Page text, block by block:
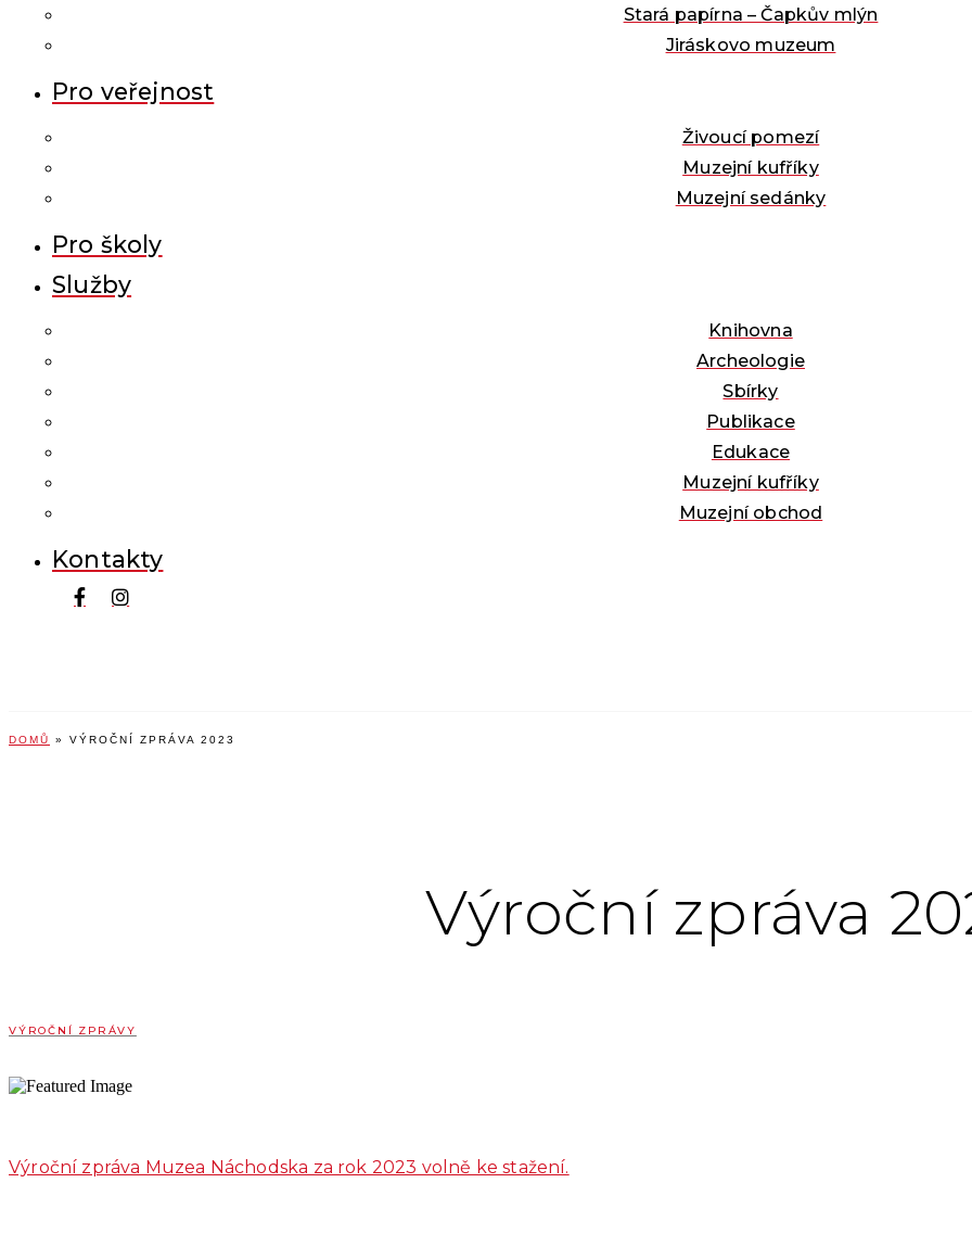
Stará papírna – Čapkův mlýn
Jiráskovo muzeum
Pro veřejnost
Živoucí pomezí
Muzejní kufříky
Muzejní sedánky
Pro školy
Služby
Knihovna
Archeologie
Sbírky
Publikace
Edukace
Muzejní kufříky
Muzejní obchod
Kontakty
DOMŮ » VÝROČNÍ ZPRÁVA 2023
Výroční zpráva
VÝROČNÍ ZPRÁVY
Výroční zpráva Muzea Náchodska za rok 2023 volně ke stažení.